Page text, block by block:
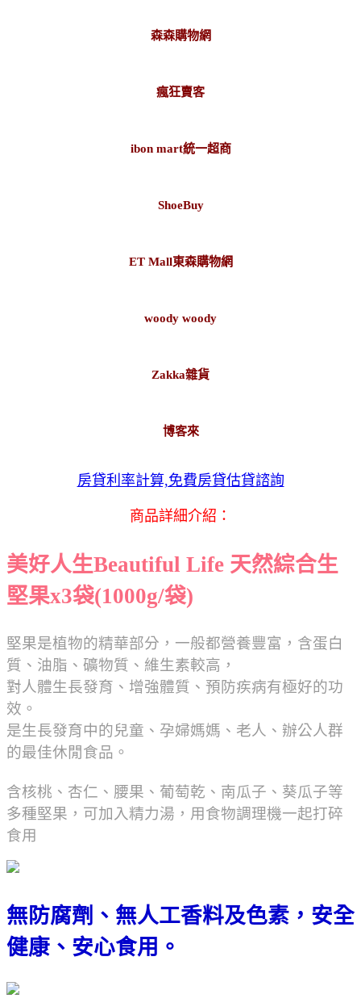
森森購物網
瘋狂賣客
ibon mart統一超商
ShoeBuy
ET Mall東森購物網
woody woody
Zakka雜貨
博客來
房貸利率計算,免費房貸估貸諮詢
商品詳細介紹：
美好人生Beautiful Life 天然綜合生
堅果x3袋(1000g/袋)
堅果是植物的精華部分，一般都營養豐富，含蛋白
質、油脂、礦物質、維生素較高，
對人體生長發育、增強體質、預防疾病有極好的功
效。
是生長發育中的兒童、孕婦媽媽、老人、辦公人群
的最佳休閒食品。
含核桃、杏仁、腰果、葡萄乾、南瓜子、葵瓜子等
多種堅果，可加入精力湯，用食物調理機一起打碎
食用
無防腐劑、無人工香料及色素，安全
健康、安心食用。